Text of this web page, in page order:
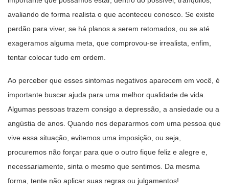
avaliando de forma realista o que aconteceu conosco. Se existe
perdão para viver, se há planos a serem retomados, ou se até
exageramos alguma meta, que comprovou-se irrealista, enfim,
tentar colocar tudo em ordem.
Ao perceber que esses sintomas negativos aparecem em você, é
importante buscar ajuda para uma melhor qualidade de vida.
Algumas pessoas trazem consigo a depressão, a ansiedade ou a
angústia de anos. Quando nos depararmos com uma pessoa que
vive essa situação, evitemos uma imposição, ou seja,
procuremos não forçar para que o outro fique feliz e alegre e,
necessariamente, sinta o mesmo que sentimos. Da mesma
forma, tente não aplicar suas regras ou julgamentos!